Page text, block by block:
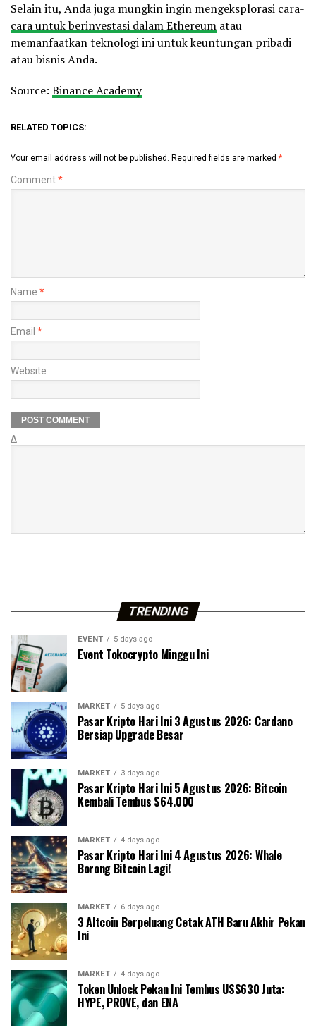
Selain itu, Anda juga mungkin ingin mengeksplorasi cara-
cara untuk berinvestasi dalam Ethereum atau
memanfaatkan teknologi ini untuk keuntungan pribadi
atau bisnis Anda.
Source: Binance Academy
RELATED TOPICS:
Your email address will not be published. Required fields are marked *
Comment*
Name *
Email *
Website
Δ
TRENDING
EVENT 5 days ago
Event Tokocrypto Minggu Ini
MARKET 5 days ago
Pasar Kripto Hari Ini 3 Agustus 2026: Cardano
Bersiap Upgrade Besar
MARKET 3 days ago
Pasar Kripto Hari Ini 5 Agustus 2026: Bitcoin
Kembali Tembus $64.000
MARKET 4 days ago
Pasar Kripto Hari Ini 4 Agustus 2026: Whale
Borong Bitcoin Lagi!
MARKET 6 days ago
3 Altcoin Berpeluang Cetak ATH Baru Akhir Pekan
Ini
MARKET 4 days ago
Token Unlock Pekan Ini Tembus US$630 Juta:
HYPE, PROVE, dan ENA